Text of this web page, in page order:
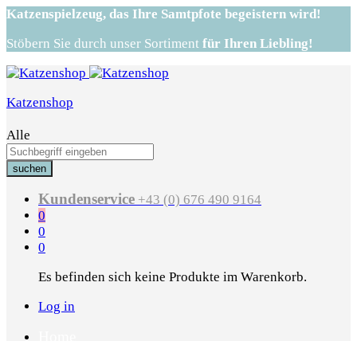
Katzenspielzeug, das Ihre Samtpfote begeistern wird!
Stöbern Sie durch unser Sortiment für Ihren Liebling!
Katzenshop
Alle
suchen
Kundenservice +43 (0) 676 490 9164
0
0
0
Es befinden sich keine Produkte im Warenkorb.
Log in